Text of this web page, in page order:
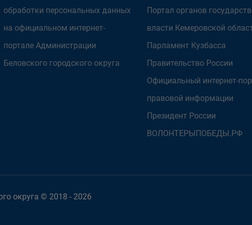
обработки персональных данных
на официальном интернет-
портале Администрации
Беловского городского округа
Портал органов
власти Кемеровской
Парламент Кузбасса
Правительство России
Официальный интернет-
правовой информации
Президент России
ВОЛОНТЕРЫПОБЕДЫ.РФ
округа © 2018 - 2026